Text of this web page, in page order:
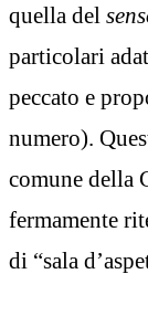
quella del
particolari
peccato e
numero).
comune della
fermamente
di “sala